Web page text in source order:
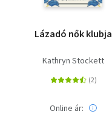
Lázadó nők klubja
Kathryn Stockett
Online ár: